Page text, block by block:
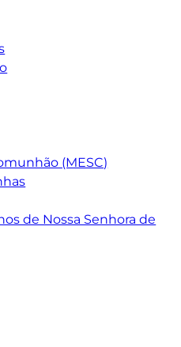
(MESC)
de Nossa Senhora de